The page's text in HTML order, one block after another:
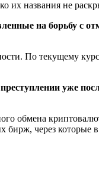
их названия не
на борьбу с
По текущему
уже
обмена
бирж, через которые